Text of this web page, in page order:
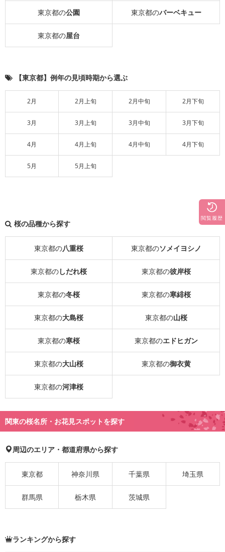
東京都の公園 東京都のバーベキュー
東京都の屋台
【東京都】例年の見頃時期から選ぶ
2月 2月上旬 2月中旬 2月下旬
3月 3月上旬 3月中旬 3月下旬
4月 4月上旬 4月中旬 4月下旬
5月 5月上旬
桜の品種から探す
東京都の八重桜 東京都のソメイヨシノ
東京都のしだれ桜 東京都の彼岸桜
東京都の冬桜 東京都の寒緋桜
東京都の大島桜 東京都の山桜
東京都の寒桜 東京都のエドヒガン
東京都の大山桜 東京都の御衣黄
東京都の河津桜
関東の桜名所・お花見スポットを探す
周辺のエリア・都道府県から探す
東京都 神奈川県 千葉県 埼玉県
群馬県 栃木県 茨城県
ランキングから探す
閲覧履歴